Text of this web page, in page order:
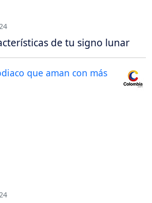
de tu signo lunar